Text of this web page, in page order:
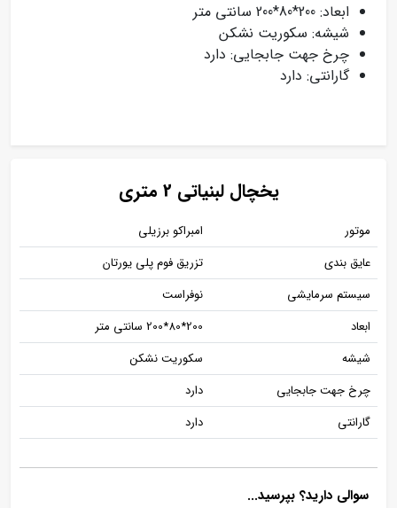
ابعاد: 200*80*200 سانتی متر
شیشه: سکوریت نشکن
چرخ جهت جابجایی: دارد
گارانتی: دارد
یخچال لبنیاتی 2 متری
موتور
امبراکو برزیلی
عایق بندی
تزریق فوم پلی یورتان
سیستم سرمایشی
نوفراست
ابعاد
200*80*200 سانتی متر
شیشه
سکوریت نشکن
چرخ جهت جابجایی
دارد
گارانتی
دارد
سوالی دارید؟ بپرسید...